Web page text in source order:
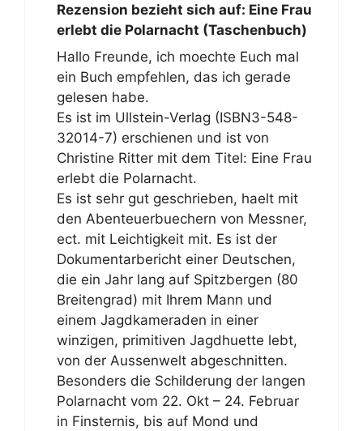
Rezension bezieht sich auf: Eine Frau
erlebt die Polarnacht (Taschenbuch)
Hallo Freunde, ich moechte Euch mal
ein Buch empfehlen, das ich gerade
gelesen habe.
Es ist im Ullstein-Verlag (ISBN3-548-
32014-7) erschienen und ist von
Christine Ritter mit dem Titel: Eine Frau
erlebt die Polarnacht.
Es ist sehr gut geschrieben, haelt mit
den Abenteuerbuechern von Messner,
ect. mit Leichtigkeit mit. Es ist der
Dokumentarbericht einer Deutschen,
die ein Jahr lang auf Spitzbergen (80
Breitengrad) mit Ihrem Mann und
einem Jagdkameraden in einer
winzigen, primitiven Jagdhuette lebt,
von der Aussenwelt abgeschnitten.
Besonders die Schilderung der langen
Polarnacht vom 22. Okt – 24. Februar
in Finsternis, bis auf Mond und